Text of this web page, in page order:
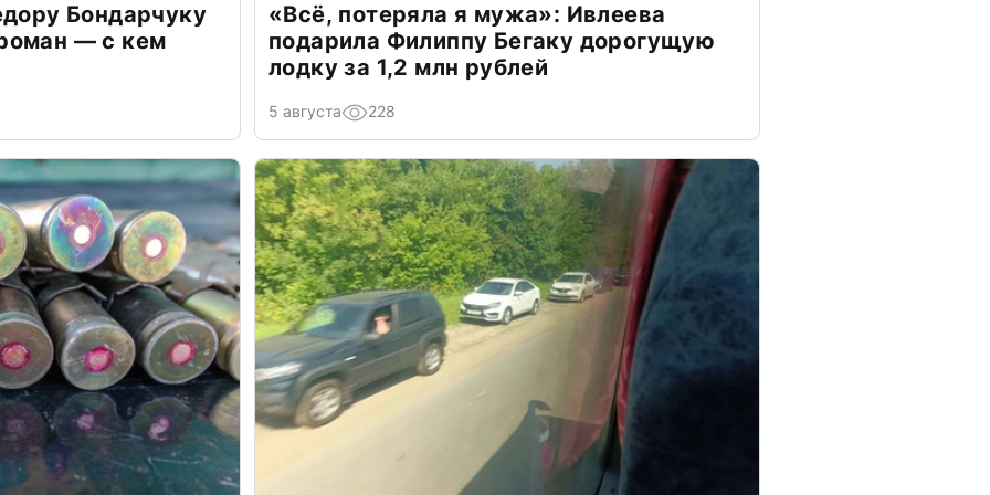
Бондарчуку
— с кем
«Всё, потеряла я мужа»: Ивлеева
подарила Филиппу Бегаку дорогущую
лодку за 1,2 млн рублей
5 августа 228